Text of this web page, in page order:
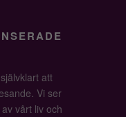
att
Vi ser
vårt liv och